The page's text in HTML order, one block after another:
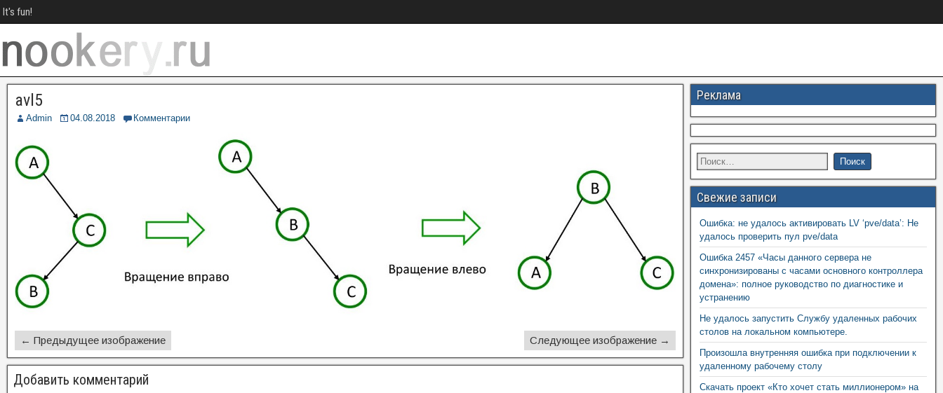
It's fun!
avl5
Admin 04.08.2018 Комментарии
← Предыдущее изображение Следующее изображение →
Добавить комментарий
Реклама
Свежие записи
Ошибка: не удалось активировать LV ‘pve/data’: Не
удалось проверить пул pve/data
Ошибка 2457 «Часы данного сервера не
синхронизированы с часами основного контроллера
домена»: полное руководство по диагностике и
устранению
Не удалось запустить Службу удаленных рабочих
столов на локальном компьютере.
Произошла внутренняя ошибка при подключении к
удаленному рабочему столу
Скачать проект «Кто хочет стать миллионером» на